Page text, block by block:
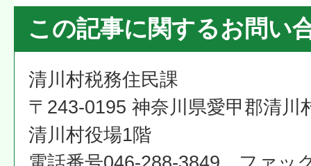
この記事に関するお問い
清川村税務住民課
〒243-0195 神奈川県愛甲郡清川
清川村役場1階